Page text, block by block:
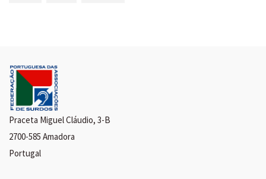
Praceta Miguel Cláudio, 3-B
2700-585 Amadora
Portugal